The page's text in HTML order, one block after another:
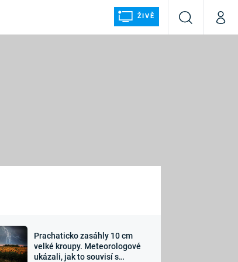
ŽIVĚ
VyhledáváníMůj
Sledujte nás
Prachaticko zasáhly 10 cm
velké kroupy. Meteorologové
ukázali, jak to souvisí s